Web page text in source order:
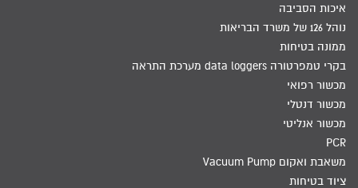
איכות הסביבה
נוהל 126 של משרד הבריאות
ממונה בטיחות
בקרי טמפרטורה data loggers מערכת התראה
מכשור רפואי
מכשור דנטלי
מכשור אנליטי
PCR
משאבת ואקום Vacuum Pump
ציוד בטיחות